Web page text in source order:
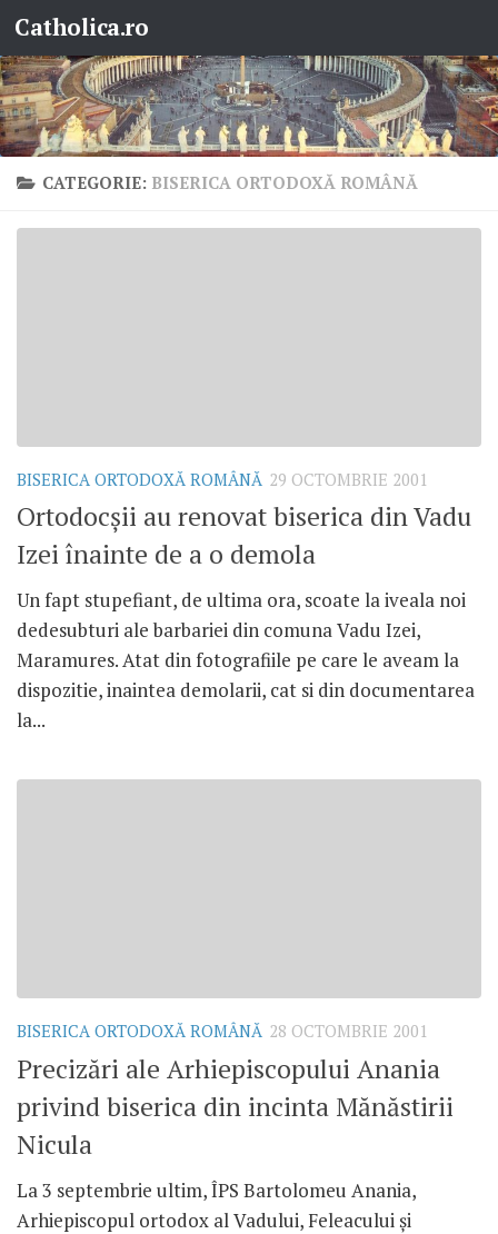
Skip to content
Catholica.ro
CATEGORIE: BISERICA ORTODOXĂ ROMÂNĂ
BISERICA ORTODOXĂ ROMÂNĂ 29 OCTOMBRIE 2001
Ortodocşii au renovat biserica din Vadu
Izei înainte de a o demola
Un fapt stupefiant, de ultima ora, scoate la iveala noi
dedesubturi ale barbariei din comuna Vadu Izei,
Maramures. Atat din fotografiile pe care le aveam la
dispozitie, inaintea demolarii, cat si din documentarea
la...
BISERICA ORTODOXĂ ROMÂNĂ 28 OCTOMBRIE 2001
Precizări ale Arhiepiscopului Anania
privind biserica din incinta Mănăstirii
Nicula
La 3 septembrie ultim, ÎPS Bartolomeu Anania,
Arhiepiscopul ortodox al Vadului, Feleacului şi